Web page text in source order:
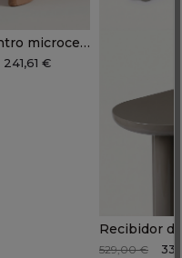
Mesa centro microcemento JARO
241,61 €
529,00 €